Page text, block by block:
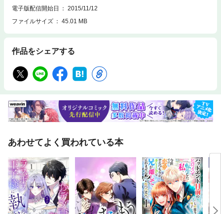
電子版配信開始日
2015/11/12
ファイルサイズ
45.01 MB
作品をシェアする
あわせてよく買われている本